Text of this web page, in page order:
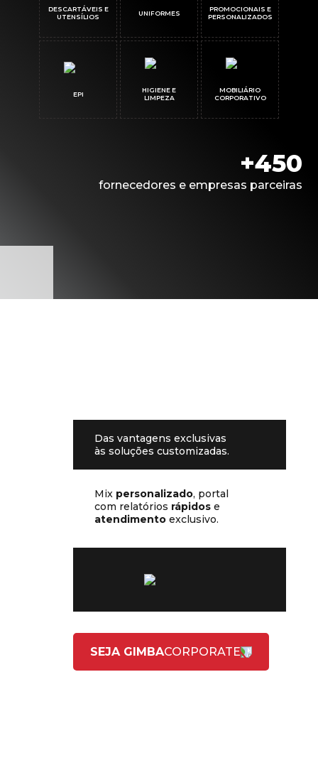
DESCARTÁVEIS E
UTENSÍLIOS
UNIFORMES
PROMOCIONAIS E
PERSONALIZADOS
EPI
HIGIENE E
LIMPEZA
MOBILIÁRIO
CORPORATIVO
+450
fornecedores e empresas parceiras
Das vantagens exclusivas
às soluções customizadas.
Mix personalizado, portal
com relatórios rápidos e
atendimento exclusivo.
SEJA GIMBACORPORATE